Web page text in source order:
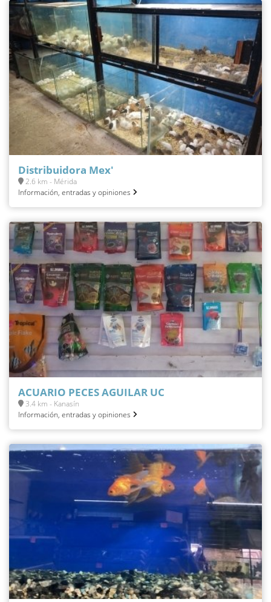
Distribuidora Mex'
2.6 km - Mérida
Información, entradas y opiniones
ACUARIO PECES AGUILAR UC
3.4 km - Kanasín
Información, entradas y opiniones